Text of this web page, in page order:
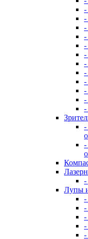
-
-
-
-
-
-
-
-
-
-
-
-
-
-
-
Лупы
-
-
-
-
-